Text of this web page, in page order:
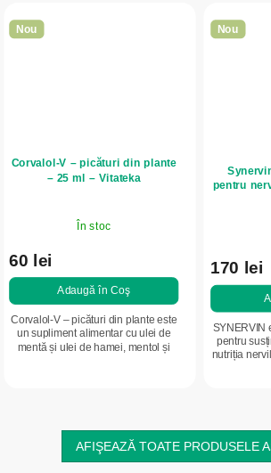
Nou
Corvalol-V – picături din plante
– 25 ml – Vitateka
În stoc
60 lei
Adaugă în Coş
Corvalol-V – picături din plante este
un supliment alimentar cu ulei de
mentă și ulei de hamei, mentol și
Nou
pentru
170 lei
SYNERVIN
pentru
nutriția
AFIŞEAZĂ TOATE PRODUSELE